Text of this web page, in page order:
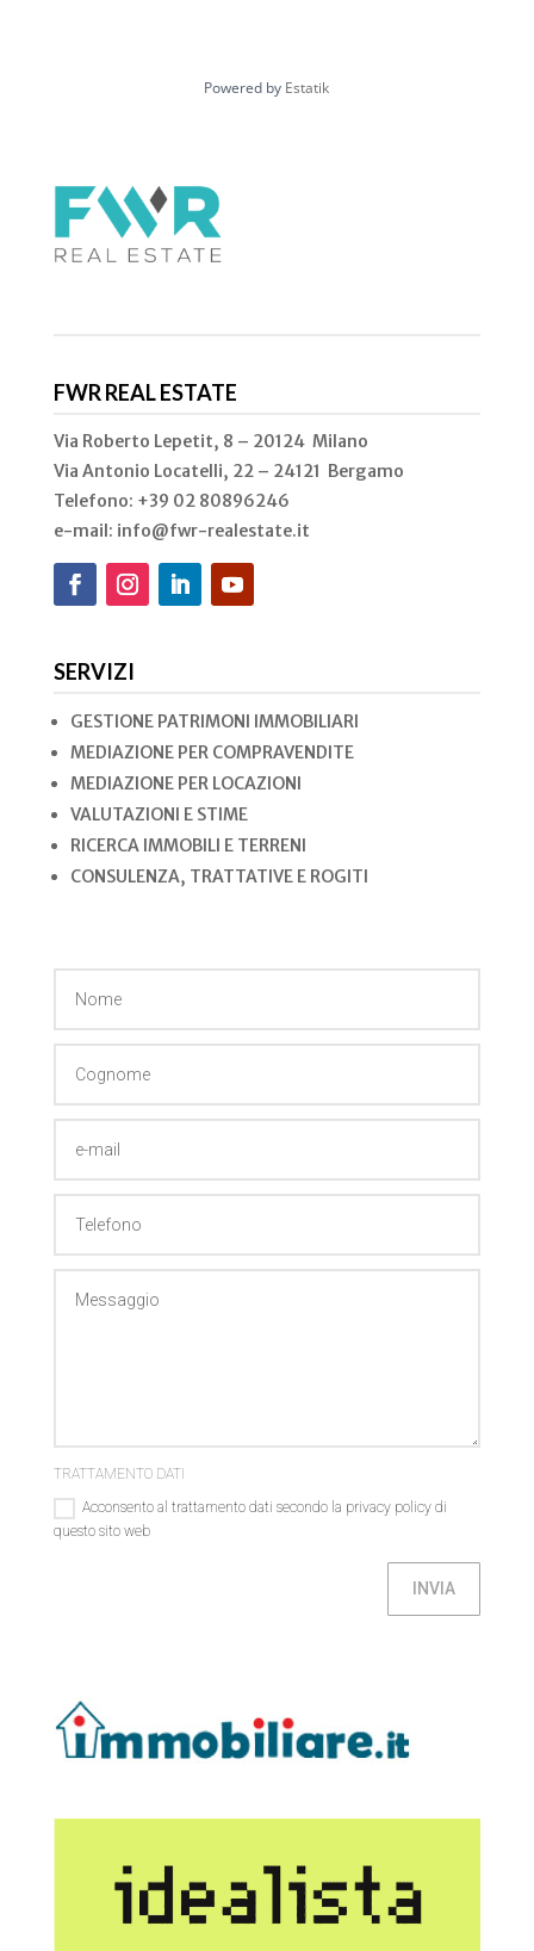
Powered by Estatik
FWR REAL ESTATE
Via Roberto Lepetit, 8 – 20124 Milano
Via Antonio Locatelli, 22 – 24121 Bergamo
Telefono: +39 02 80896246
e-mail: info@fwr-realestate.it
SERVIZI
GESTIONE PATRIMONI IMMOBILIARI
MEDIAZIONE PER COMPRAVENDITE
MEDIAZIONE PER LOCAZIONI
VALUTAZIONI E STIME
RICERCA IMMOBILI E TERRENI
CONSULENZA, TRATTATIVE E ROGITI
TRATTAMENTO DATI
Acconsento al trattamento dati secondo la privacy policy di
questo sito web
INVIA